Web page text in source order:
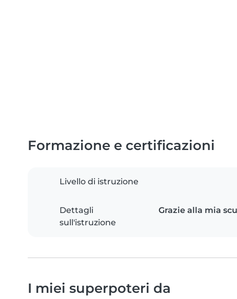
Formazione e certificazioni
Livello di istruzione
Dettagli
sull'istruzione
Grazie alla mia
I miei superpoteri da